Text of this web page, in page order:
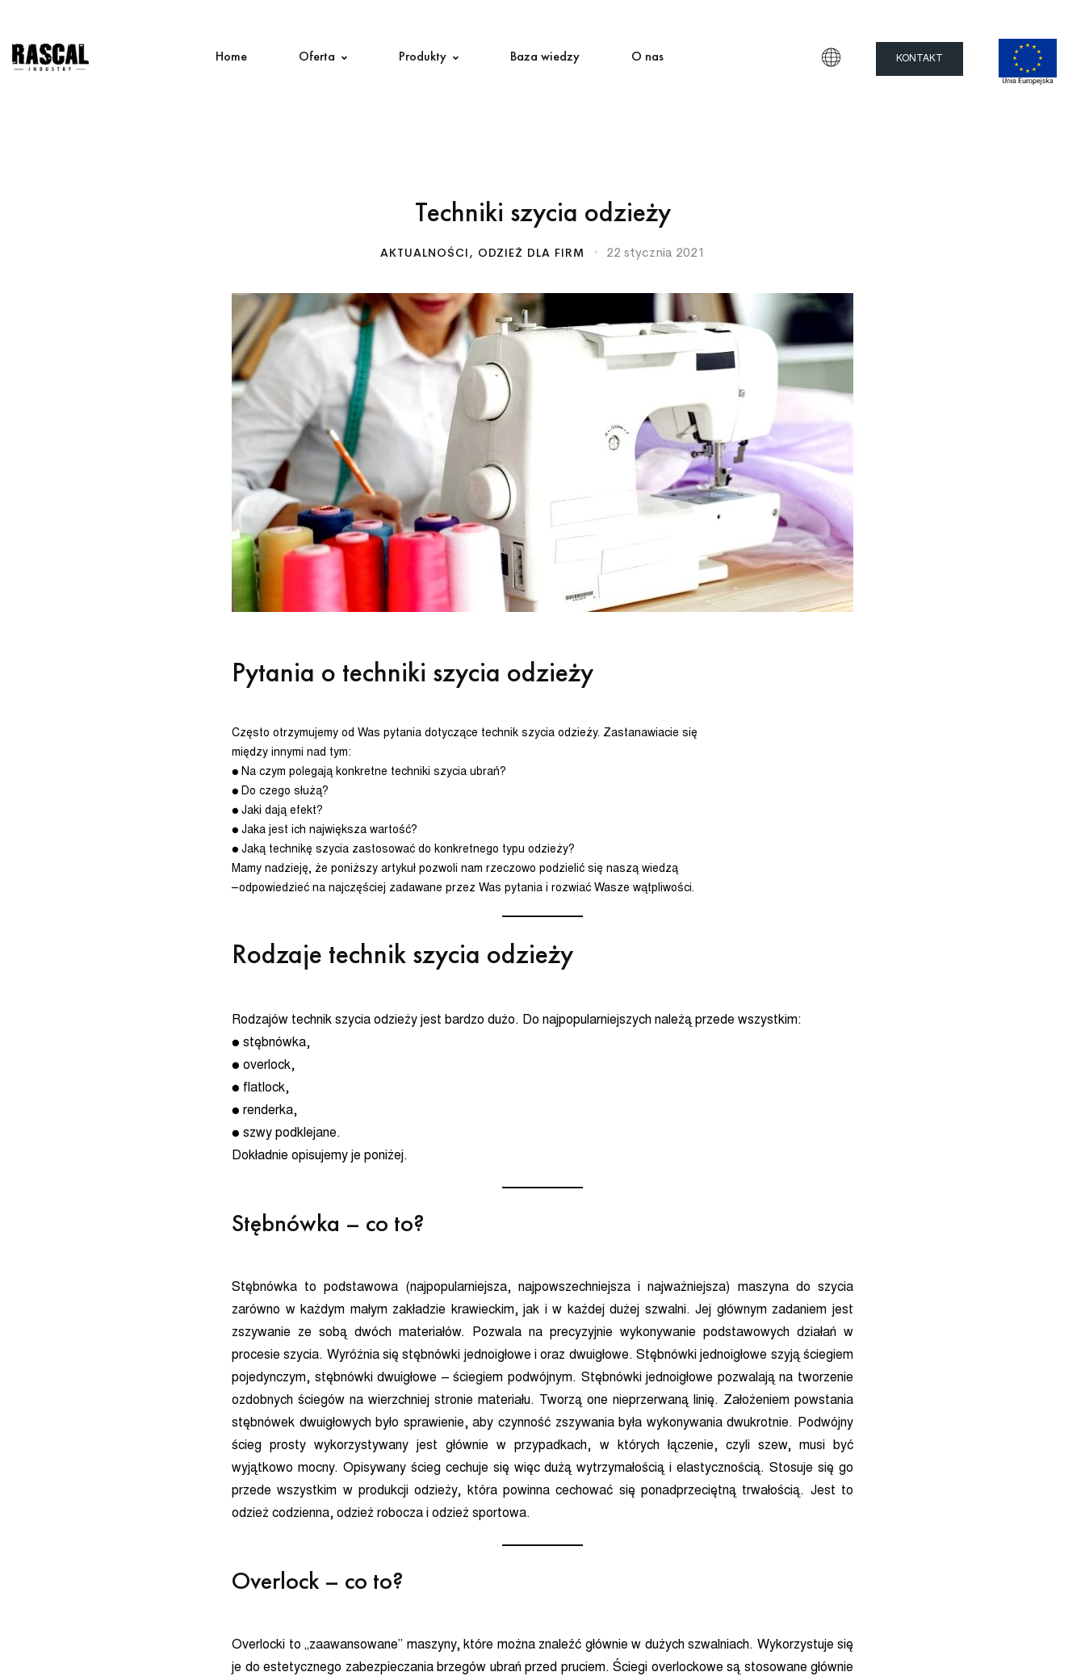
Home Oferta Produkty Baza wiedzy O nas KONTAKT
Techniki szycia odzieży
AKTUALNOŚCI, ODZIEŻ DLA FIRM 22 stycznia 2021
Pytania o techniki szycia odzieży
Często otrzymujemy od Was pytania dotyczące technik szycia odzieży. Zastanawiacie się
między innymi nad tym:
● Na czym polegają konkretne techniki szycia ubrań?
● Do czego służą?
● Jaki dają efekt?
● Jaka jest ich największa wartość?
● Jaką technikę szycia zastosować do konkretnego typu odzieży?
Mamy nadzieję, że poniższy artykuł pozwoli nam rzeczowo podzielić się naszą wiedzą
–odpowiedzieć na najczęściej zadawane przez Was pytania i rozwiać Wasze wątpliwości.
Rodzaje technik szycia odzieży
Rodzajów technik szycia odzieży jest bardzo dużo. Do najpopularniejszych należą przede wszystkim:
● stębnówka,
● overlock,
● flatlock,
● renderka,
● szwy podklejane.
Dokładnie opisujemy je poniżej.
Stębnówka – co to?
Stębnówka to podstawowa (najpopularniejsza, najpowszechniejsza i najważniejsza) maszyna do szycia
zarówno w każdym małym zakładzie krawieckim, jak i w każdej dużej szwalni. Jej głównym zadaniem jest
zszywanie ze sobą dwóch materiałów. Pozwala na precyzyjnie wykonywanie podstawowych działań w
procesie szycia. Wyróżnia się stębnówki jednoigłowe i oraz dwuigłowe. Stębnówki jednoigłowe szyją ściegiem
pojedynczym, stębnówki dwuigłowe – ściegiem podwójnym. Stębnówki jednoigłowe pozwalają na tworzenie
ozdobnych ściegów na wierzchniej stronie materiału. Tworzą one nieprzerwaną linię. Założeniem powstania
stębnówek dwuigłowych było sprawienie, aby czynność zszywania była wykonywania dwukrotnie. Podwójny
ścieg prosty wykorzystywany jest głównie w przypadkach, w których łączenie, czyli szew, musi być
wyjątkowo mocny. Opisywany ścieg cechuje się więc dużą wytrzymałością i elastycznością. Stosuje się go
przede wszystkim w produkcji odzieży, która powinna cechować się ponadprzeciętną trwałością. Jest to
odzież codzienna, odzież robocza i odzież sportowa.
Overlock – co to?
Overlocki to „zaawansowane” maszyny, które można znaleźć głównie w dużych szwalniach. Wykorzystuje się
je do estetycznego zabezpieczania brzegów ubrań przed pruciem. Ściegi overlockowe są stosowane głównie